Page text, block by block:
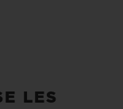
LES